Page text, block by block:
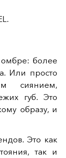
более
Или просто
сиянием,
губ. Это
образу, и
Это как
так и